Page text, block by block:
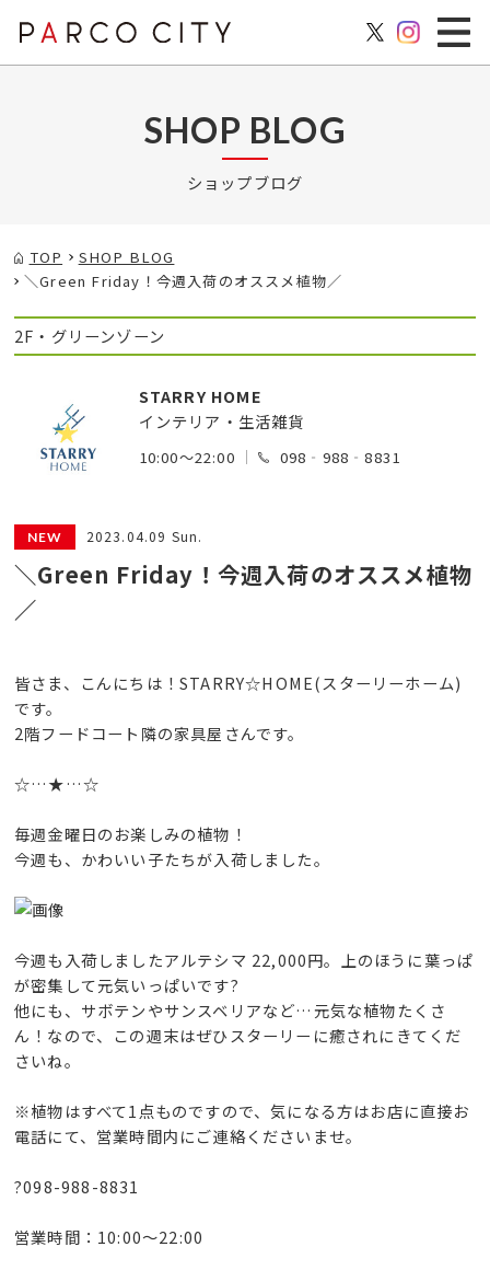
SHOP BLOG
ショップブログ
TOP
SHOP BLOG
＼Green Friday！今週入荷のオススメ植物／
2F・グリーンゾーン
STARRY HOME
インテリア・生活雑貨
10:00～22:00 098‐988‐8831
2023.04.09 Sun.
＼Green Friday！今週入荷のオススメ植物
／
皆さま、こんにちは！STARRY☆HOME(スターリーホーム)
です。
2階フードコート隣の家具屋さんです。
☆…★…☆
毎週金曜日のお楽しみの植物！
今週も、かわいい子たちが入荷しました。
今週も入荷しましたアルテシマ 22,000円。上のほうに葉っぱ
が密集して元気いっぱいです?
他にも、サボテンやサンスベリアなど…元気な植物たくさ
ん！なので、この週末はぜひスターリーに癒されにきてくだ
さいね。
※植物はすべて1点ものですので、気になる方はお店に直接お
電話にて、営業時間内にご連絡くださいませ。
?098-988-8831
営業時間：10:00〜22:00